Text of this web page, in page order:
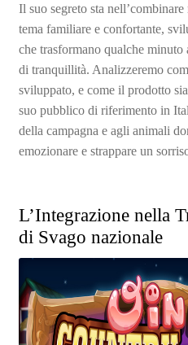
Il suo segreto sta
tema familiare e confortante,
che trasformano qualche
di tranquillità. Analizzeremo
sviluppato, e come il prodotto
suo pubblico di riferimento in
della campagna e agli animali
emozionare e strappare un
L’Integrazione nella
di Svago nazionale